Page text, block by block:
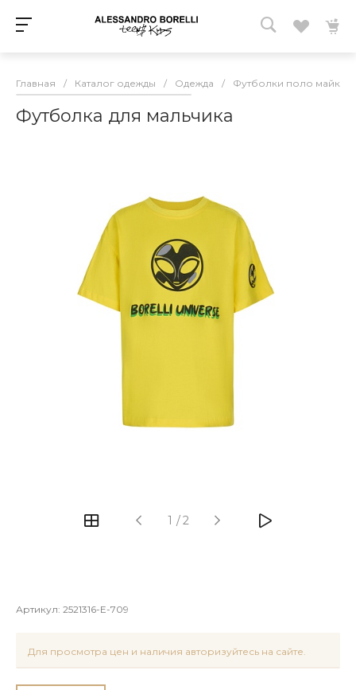
Главная / Каталог одежды / Одежда / Футболки поло майки
Футболка для мальчика
1 /2
Артикул: 2521316-E-709
Для просмотра цен и наличия авторизуйтесь на сайте.